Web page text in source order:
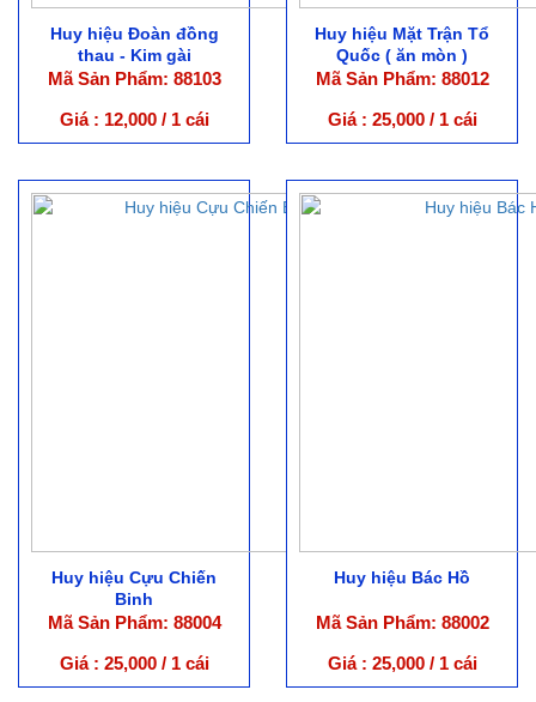
Huy hiệu Đoàn đồng
thau - Kim gài
Mã Sản Phẩm: 88103
Giá : 12,000 / 1 cái
Huy hiệu Mặt Trận Tổ
Quốc ( ăn mòn )
Mã Sản Phẩm: 88012
Giá : 25,000 / 1 cái
Huy hiệu Cựu Chiến
Binh
Mã Sản Phẩm: 88004
Giá : 25,000 / 1 cái
Huy hiệu Bác Hồ
Mã Sản Phẩm: 88002
Giá : 25,000 / 1 cái